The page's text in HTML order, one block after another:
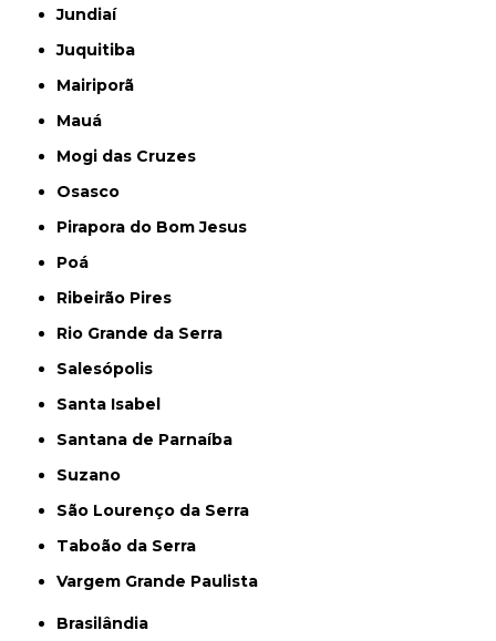
Jundiaí
Juquitiba
Mairiporã
Mauá
Mogi das Cruzes
Osasco
Pirapora do Bom Jesus
Poá
Ribeirão Pires
Rio Grande da Serra
Salesópolis
Santa Isabel
Santana de Parnaíba
Suzano
São Lourenço da Serra
Taboão da Serra
Vargem Grande Paulista
Brasilândia